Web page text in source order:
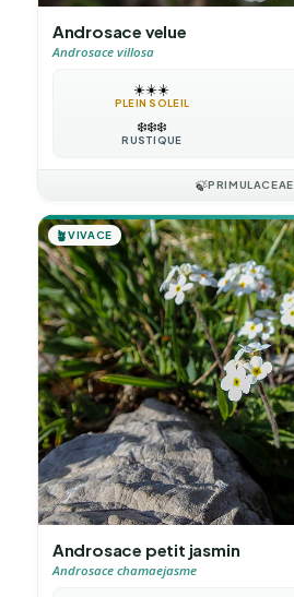
Androsace velue
Androsace villosa
☀️☀️☀️
PLEIN SOLEIL
❄️❄️❄️
RUSTIQUE
🍃PRIMULACEAE
🪴VIVACE
Androsace petit jasmin
Androsace chamaejasme